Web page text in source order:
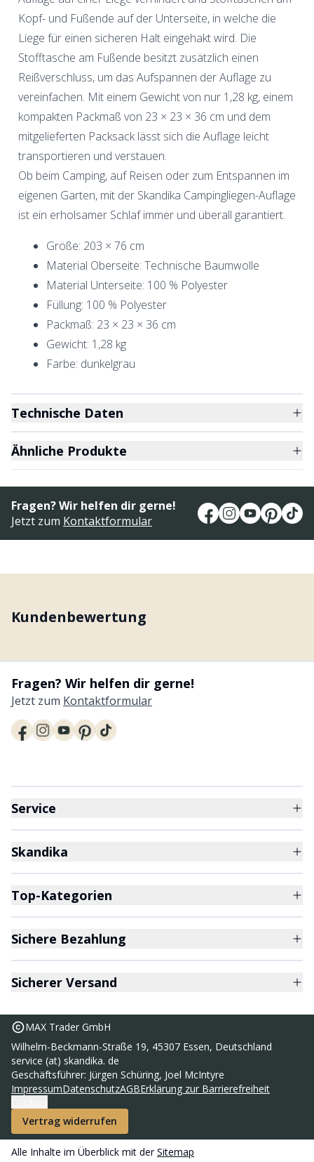
Kopf- und Fußende auf der Unterseite, in welche die
Liege für einen sicheren Halt eingehakt wird. Die
Stofftasche am Fußende besitzt zusätzlich einen
Reißverschluss, um das Aufspannen der Auflage zu
vereinfachen. Mit einem Gewicht von nur 1,28 kg, einem
kompakten Packmaß von 23 × 23 × 36 cm und dem
mitgelieferten Packsack lässt sich die Auflage leicht
transportieren und verstauen.
Ob beim Camping, auf Reisen oder zum Entspannen im
eigenen Garten, mit der Skandika Campingliegen-Auflage
ist ein erholsamer Schlaf immer und überall garantiert.
Größe: 203 × 76 cm
Material Oberseite: Technische Baumwolle
Material Unterseite: 100 % Polyester
Füllung: 100 % Polyester
Packmaß: 23 × 23 × 36 cm
Gewicht: 1,28 kg
Farbe: dunkelgrau
Technische Daten
Ähnliche Produkte
Fragen? Wir helfen dir gerne!
Jetzt zum Kontaktformular
Kundenbewertung
Campingliege Auflage 203 x 76 42,95 €
Zum Warenkorb hinzufügen
Fragen? Wir helfen dir gerne!
Jetzt zum Kontaktformular
Service
Skandika
Top-Kategorien
Sichere Bezahlung
Sicherer Versand
MAX Trader GmbH
Wilhelm-Beckmann-Straße 19, 45307 Essen, Deutschland
service (at) skandika. de
Geschäftsführer: Jürgen Schüring, Joel McIntyre
ImpressumDatenschutzAGBErklärung zur Barrierefreiheit
Vertrag widerrufen
Alle Inhalte im Überblick mit derSitemap